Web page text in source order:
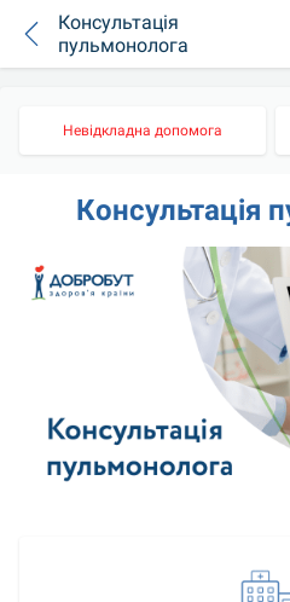
Консультація
пульмонолога
Невідкладна допомога
Консультація